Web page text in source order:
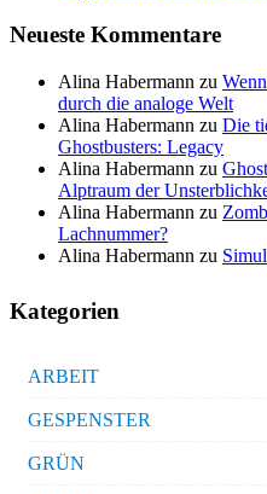
Neueste Kommentare
Alina Habermann zu
durch die analoge Welt
Alina Habermann zu Die
Ghostbusters: Legacy
Alina Habermann zu
Alptraum der
Alina Habermann zu
Lachnummer?
Alina Habermann zu
Kategorien
ARBEIT
GESPENSTER
GRÜN